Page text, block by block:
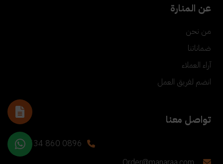
عن المنارة
من نحن
ضماناتنا
آراء العملاء
انضم لفريق العمل
تواصل معنا
+90 534 860 0896